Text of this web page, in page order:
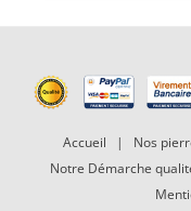
Accueil | Nos
Notre Démarche